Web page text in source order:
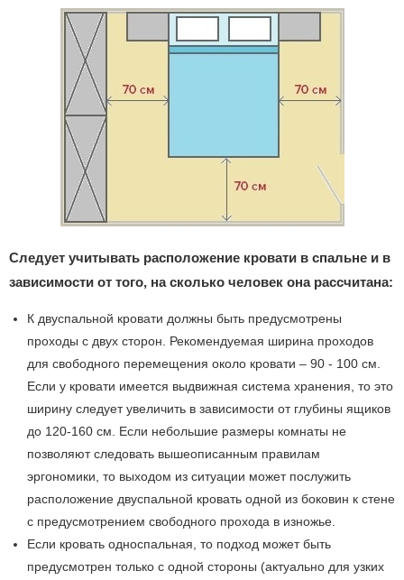
Следует учитывать расположение кровати в спальне и в
зависимости от того, на сколько человек она рассчитана:
К двуспальной кровати должны быть предусмотрены
проходы с двух сторон. Рекомендуемая ширина проходов
для свободного перемещения около кровати – 90 - 100 см.
Если у кровати имеется выдвижная система хранения, то это
ширину следует увеличить в зависимости от глубины ящиков
до 120-160 см. Если небольшие размеры комнаты не
позволяют следовать вышеописанным правилам
эргономики, то выходом из ситуации может послужить
расположение двуспальной кровать одной из боковин к стене
с предусмотрением свободного прохода в изножье.
Если кровать односпальная, то подход может быть
предусмотрен только с одной стороны (актуально для узких